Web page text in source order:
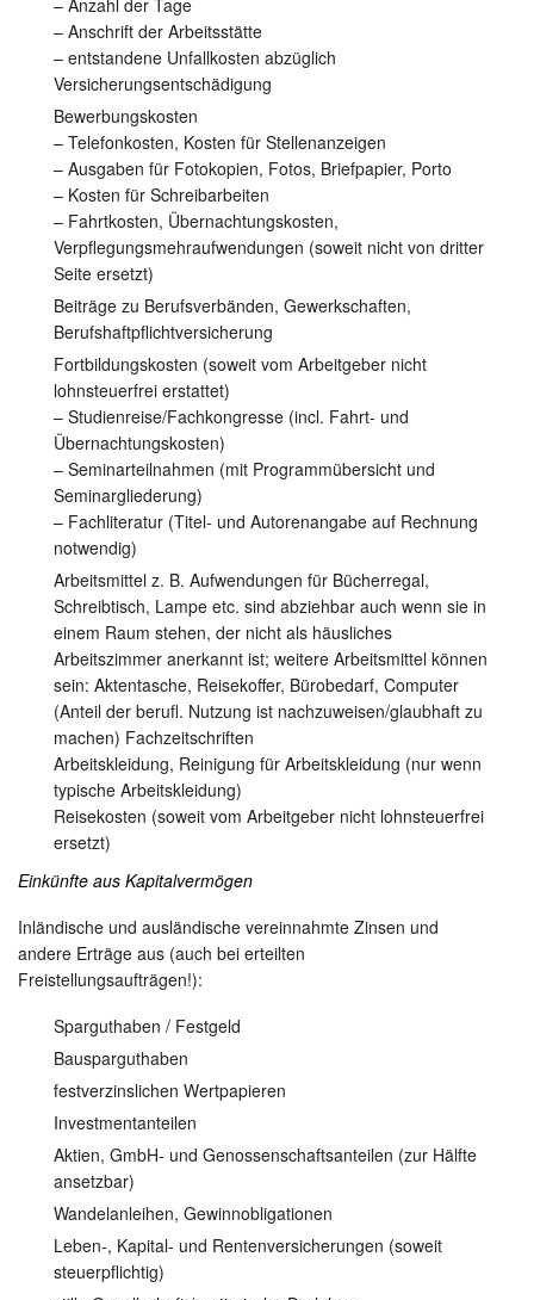
– Anzahl der Tage
– Anschrift der Arbeitsstätte
– entstandene Unfallkosten abzüglich
Versicherungsentschädigung
Bewerbungskosten
– Telefonkosten, Kosten für Stellenanzeigen
– Ausgaben für Fotokopien, Fotos, Briefpapier, Porto
– Kosten für Schreibarbeiten
– Fahrtkosten, Übernachtungskosten,
Verpflegungsmehraufwendungen (soweit nicht von dritter
Seite ersetzt)
Beiträge zu Berufsverbänden, Gewerkschaften,
Berufshaftpflichtversicherung
Fortbildungskosten (soweit vom Arbeitgeber nicht
lohnsteuerfrei erstattet)
– Studienreise/Fachkongresse (incl. Fahrt- und
Übernachtungskosten)
– Seminarteilnahmen (mit Programmübersicht und
Seminargliederung)
– Fachliteratur (Titel- und Autorenangabe auf Rechnung
notwendig)
Arbeitsmittel z. B. Aufwendungen für Bücherregal,
Schreibtisch, Lampe etc. sind abziehbar auch wenn sie in
einem Raum stehen, der nicht als häusliches
Arbeitszimmer anerkannt ist; weitere Arbeitsmittel können
sein: Aktentasche, Reisekoffer, Bürobedarf, Computer
(Anteil der berufl. Nutzung ist nachzuweisen/glaubhaft zu
machen) Fachzeitschriften
Arbeitskleidung, Reinigung für Arbeitskleidung (nur wenn
typische Arbeitskleidung)
Reisekosten (soweit vom Arbeitgeber nicht lohnsteuerfrei
ersetzt)
Einkünfte aus Kapitalvermögen
Inländische und ausländische vereinnahmte Zinsen und
andere Erträge aus (auch bei erteilten
Freistellungsaufträgen!):
Sparguthaben / Festgeld
Bausparguthaben
festverzinslichen Wertpapieren
Investmentanteilen
Aktien, GmbH- und Genossenschaftsanteilen (zur Hälfte
ansetzbar)
Wandelanleihen, Gewinnobligationen
Leben-, Kapital- und Rentenversicherungen (soweit
steuerpflichtig)